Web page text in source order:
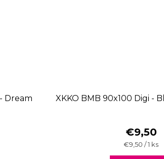
Dream
XKKO BMB 90x100 Digi -
€9,50
Jednotková
cena:
€9,50 / 1 ks